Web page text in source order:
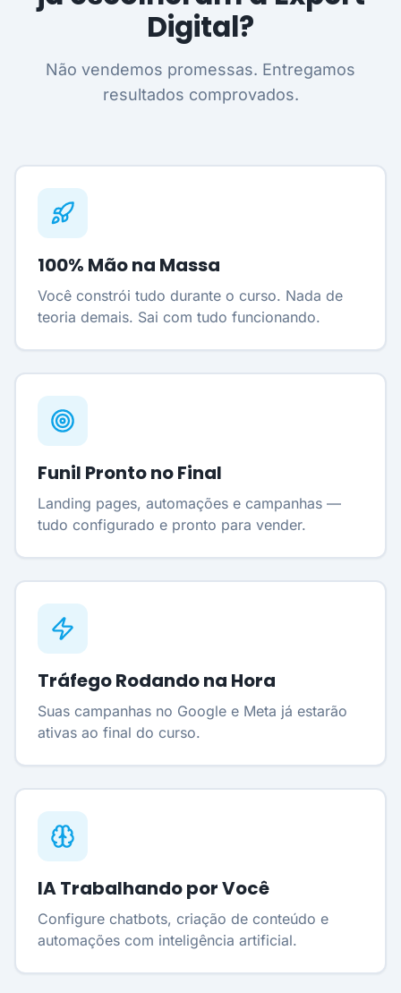
Digital?
Não vendemos promessas. Entregamos
resultados comprovados.
100% Mão na Massa
Você constrói tudo durante o curso. Nada de
teoria demais. Sai com tudo funcionando.
Funil Pronto no Final
Landing pages, automações e campanhas —
tudo configurado e pronto para vender.
Tráfego Rodando na Hora
Suas campanhas no Google e Meta já estarão
ativas ao final do curso.
IA Trabalhando por Você
Configure chatbots, criação de conteúdo e
automações com inteligência artificial.